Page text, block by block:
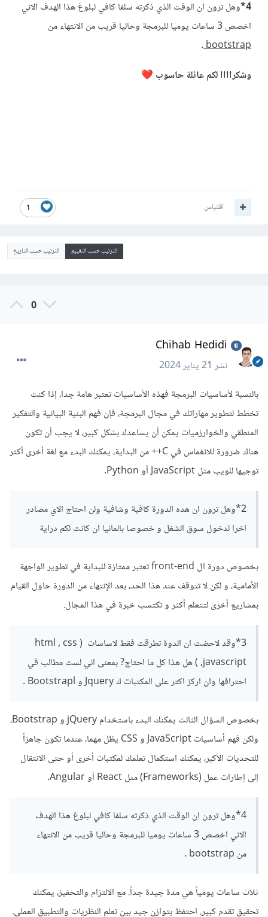
4* وهل ترون ان الوقت الذي ذكرته سلفا كافي لبلوغ هذا الهدف الاني
اخصص 3 ساعات يوميا للبرمجة وحاليا قريب من الانتهاء من
bootstrap
.
وشكراااا لكم عائلة حاسوب ❤️
1 اقتباس
الترتيب حسب التقييم الترتيب حسب التاريخ
0
Chihab Hedidi
نشر21 يناير 2024
بالنسبة لأساسيات البرمجة فهذه الأساسيات تعتبر هامة جدا، إذا كنت
تخطط لتطوير مهاراتك في مجال البرمجة، فإن فهم البنية البيانية والتفكير
المنطقي والخوارزميات يمكن أن يساعدك بشكل كبير، لا يجب أن تكون
هناك ضرورة للانغماس في C++ من البداية، يمكنك البدء مع لغة أخرى أكثر
توجيها للويب مثل JavaScript أو Python.
2*وهل ترون ان هده الدورة كافية وشافية ولن احتاج الاي مصادر
اخرا لدخول سوق الشغل و خصوصا بالمانيا ان كانت لكم دراية
بخصوص دورة ال front-end تعتبر ممتازة للبداية في تطوير الواجهة
الأمامية، و لكن لا تتوقف عند هذا الحد، بعد الإنتهاء من الدورة حاول القيام
بمشاريع أخرى لتتعلم أكثر و تكتسب خبرة في هذا المجال.
3*وقد لاحضت ان الدوة تطرقت فقط لاساسات ( html , css
,javascript ) هل هذا كل ما احتاج? بمعنى اني لست مطالب في
احترافها وان اركز اكتر على المكتبات ك Jquery و Bootstrapl .
بخصوص السؤال الثالث يمكنك البدء باستخدام jQuery و Bootstrap،
ولكن فهم أساسيات JavaScript و CSS يظل مهما، عندما تكون جاهزاً
للتحديات الأكبر، يمكنك استكمال تعلمك لمكتبات أخرى أو حتى الانتقال
إلى إطارات عمل (Frameworks) مثل React أو Angular.
4*وهل ترون ان الوقت الذي ذكرته سلفا كافي لبلوغ هذا الهدف
الاني اخصص 3 ساعات يوميا للبرمجة وحاليا قريب من الانتهاء
من bootstrap .
ثلاث ساعات يومياً هي مدة جيدة جداً. مع الالتزام والتحفيز، يمكنك
تحقيق تقدم كبير. احتفظ بتوازن جيد بين تعلم النظريات والتطبيق العملي.